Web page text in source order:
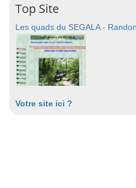
Top Site
Les quads du SEGALA -
Votre site ici ?